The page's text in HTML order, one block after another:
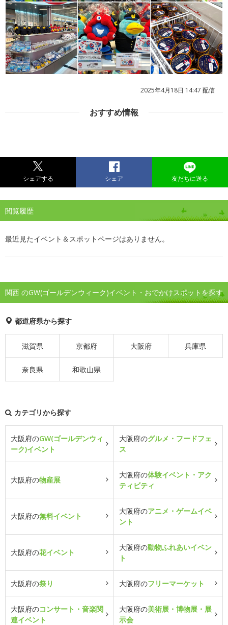
2025年4月18日 14:47 配信
おすすめ情報
シェアする シェア 友だちに送る
閲覧履歴
最近見たイベント＆スポットページはありません。
関西 のGW(ゴールデンウィーク)イベント・おでかけスポットを探す
都道府県から探す
滋賀県 京都府 大阪府 兵庫県
奈良県 和歌山県
カテゴリから探す
大阪府のGW(ゴールデンウィ
ーク)イベント
大阪府のグルメ・フードフェ
ス
大阪府の物産展
大阪府の体験イベント・アク
ティビティ
大阪府の無料イベント
大阪府のアニメ・ゲームイベ
ント
大阪府の花イベント
大阪府の動物ふれあいイベン
ト
大阪府の祭り 大阪府のフリーマーケット
大阪府のコンサート・音楽関
連イベント
大阪府の美術展・博物展・展
示会